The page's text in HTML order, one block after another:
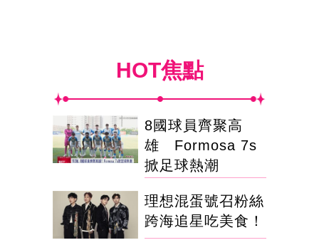
HOT焦點
8國球員齊聚高
雄 Formosa 7s
掀足球熱潮
理想混蛋號召粉絲
跨海追星吃美食！